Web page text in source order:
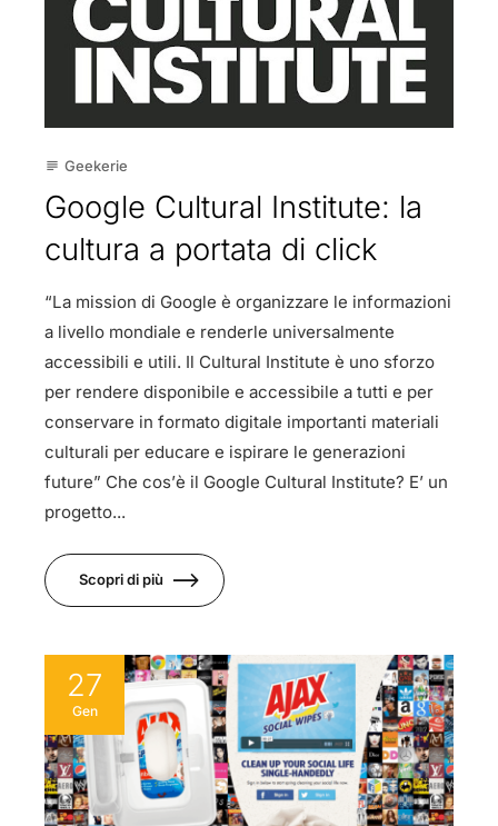
subject Geekerie
Google Cultural Institute: la
cultura a portata di click
“La mission di Google è organizzare le informazioni
a livello mondiale e renderle universalmente
accessibili e utili. Il Cultural Institute è uno sforzo
per rendere disponibile e accessibile a tutti e per
conservare in formato digitale importanti materiali
culturali per educare e ispirare le generazioni
future” Che cos’è il Google Cultural Institute? E’ un
progetto...
Scopri di più
27
Gen